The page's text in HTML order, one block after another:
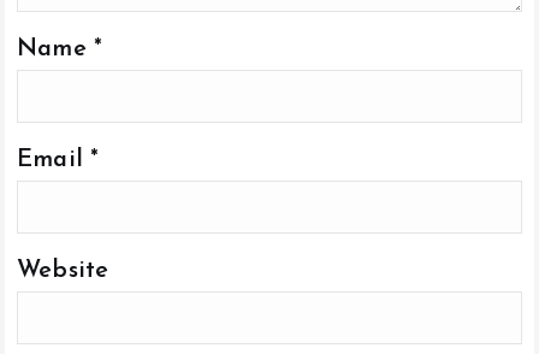
Name *
Email *
Website